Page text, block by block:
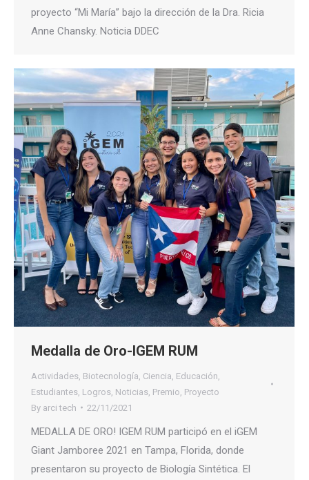
proyecto “Mi María” bajo la dirección de la Dra. Ricia
Anne Chansky. Noticia DDEC
Medalla de Oro-IGEM RUM
Actividades Biotecnología Ciencia Educación
Estudiantes Logros Noticias Premio Proyecto
By arci tech 22/11/2021
MEDALLA DE ORO! IGEM RUM participó en el iGEM
Giant Jamboree 2021 en Tampa, Florida, donde
presentaron su proyecto de Biología Sintética. El